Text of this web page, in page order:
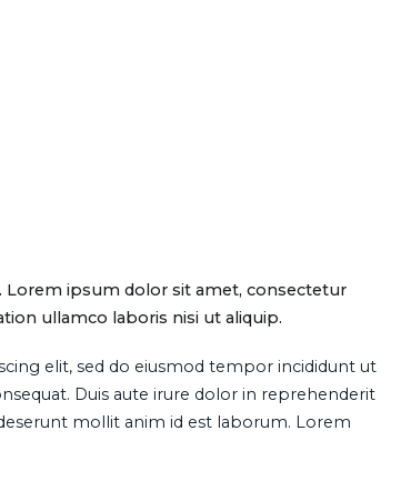
Lorem ipsum dolor sit amet, consectetur
ullamco laboris nisi ut aliquip.
elit, sed do eiusmod tempor incididunt ut
Duis aute irure dolor in reprehenderit
mollit anim id est laborum. Lorem